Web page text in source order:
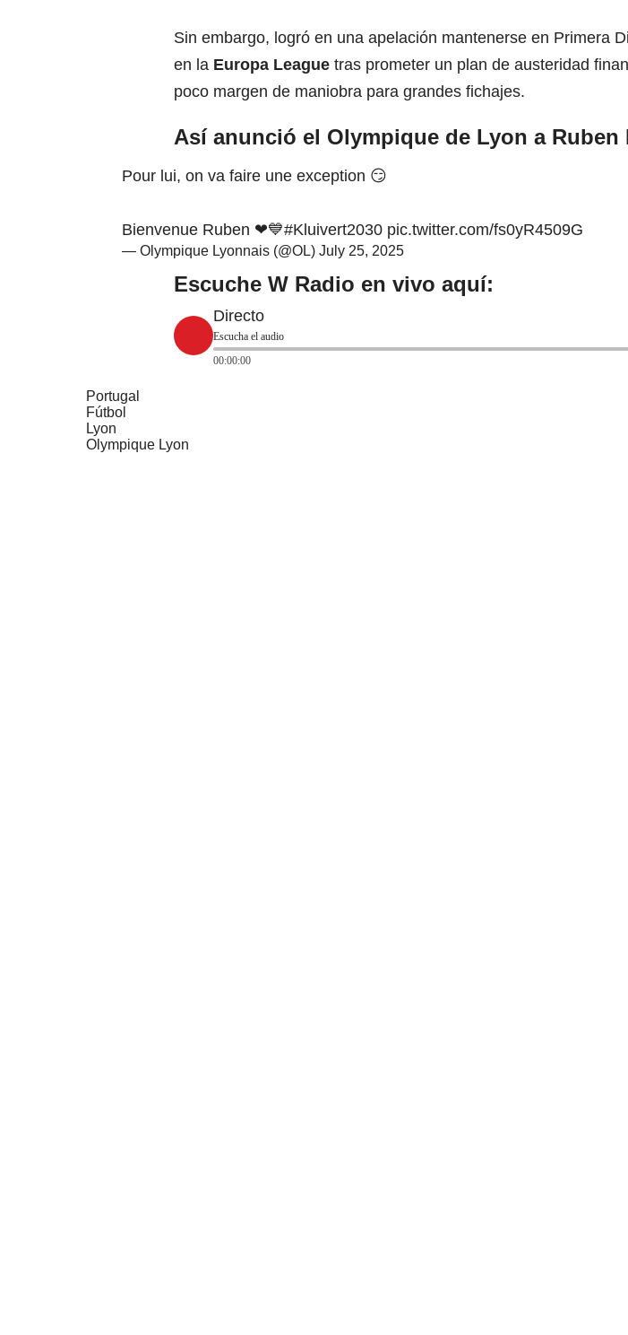
Sin embargo, logró en una apelación mantenerse en Primera
en la Europa League tras prometer un plan de austeridad
poco margen de maniobra para grandes fichajes.
Así anunció el Olympique de Lyon a Ruben
Pour lui, on va faire une exception 😏
Bienvenue Ruben ❤💙#Kluivert2030 pic.twitter.com/fs0yR4509G
— Olympique Lyonnais (@OL) July 25, 2025
Escuche W Radio en vivo aquí:
Directo
Escucha el audio
00:00:00
Portugal
Fútbol
Lyon
Olympique Lyon